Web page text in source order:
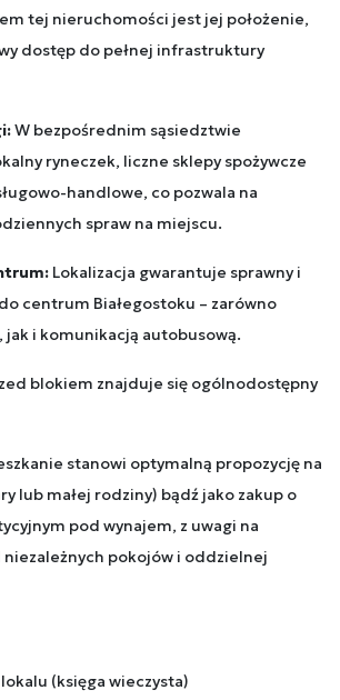
tej nieruchomości jest jej położenie,
dostęp do pełnej infrastruktury
W bezpośrednim sąsiedztwie
ryneczek, liczne sklepy spożywcze
handlowe, co pozwala na
spraw na miejscu.
Lokalizacja gwarantuje sprawny i
centrum Białegostoku – zarówno
i komunikacją autobusową.
blokiem znajduje się ogólnodostępny
stanowi optymalną propozycję na
lub małej rodziny) bądź jako zakup o
pod wynajem, z uwagi na
niezależnych pokojów i oddzielnej
(księga wieczysta)